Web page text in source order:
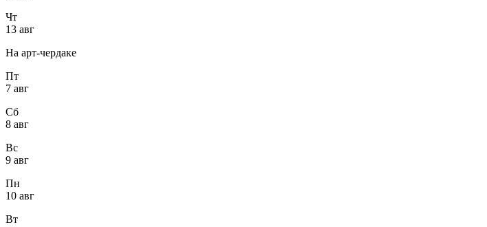
Чт
13 авг
На арт-чердаке
Пт
7 авг
Сб
8 авг
Вс
9 авг
Пн
10 авг
Вт